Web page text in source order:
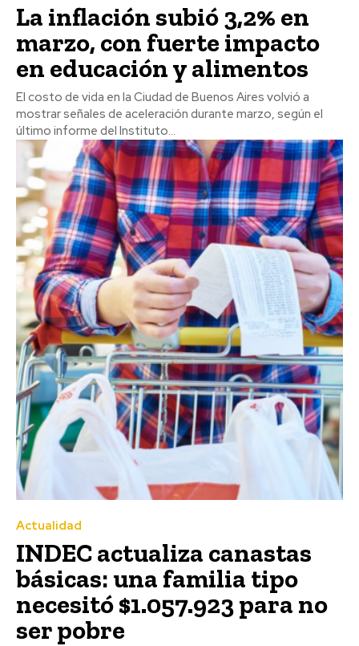
La inflación subió 3,2% en
marzo, con fuerte impacto
en educación y alimentos
El costo de vida en la Ciudad de Buenos Aires volvió a
mostrar señales de aceleración durante marzo, según el
último informe del Instituto...
Actualidad
INDEC actualiza canastas
básicas: una familia tipo
necesitó $1.057.923 para no
ser pobre